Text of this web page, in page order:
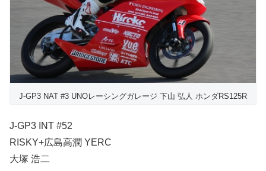
J-GP3 NAT #3 UNOレーシングガレージ 下山 弘人 ホンダRS125R
J-GP3 INT #52
RISKY+広島高潤 YERC
大塚 浩二